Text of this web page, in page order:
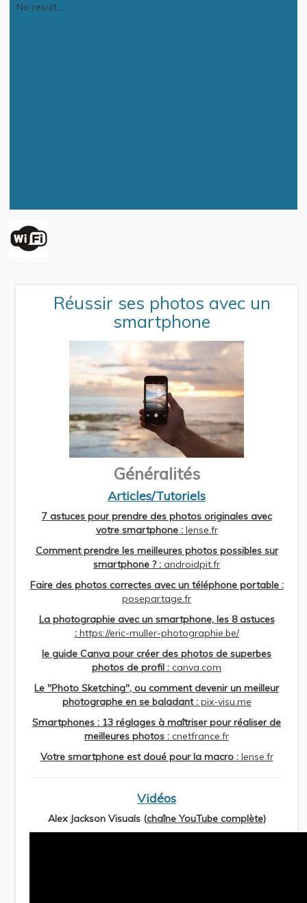
No result...
Réussir ses photos avec un
smartphone
Généralités
Articles/Tutoriels
7 astuces pour prendre des photos originales avec
votre smartphone :lense.fr
Comment prendre les meilleures photos possibles sur
smartphone ? : androidpit.fr
Faire des photos correctes avec un téléphone portable :
posepartage.fr
La photographie avec un smartphone, les 8 astuces
:https://eric-muller-photographie.be/
le guide Canva pour créer des photos de superbes
photos de profil : canva.com
Le "Photo Sketching", ou comment devenir un meilleur
photographe en se baladant :pix-visu.me
Smartphones : 13 réglages à maîtriser pour réaliser de
meilleures photos : cnetfrance.fr
Votre smartphone est doué pour la macro :lense.fr
Vidéos
Alex Jackson Visuals (chaîne YouTube complète)